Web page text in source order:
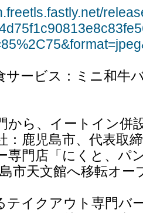
サービス：ミニ和牛
から、イートイン併
：鹿児島市、代表取
専門店「にくと、パ
市天文館へ移転オ
テイクアウト専門バ